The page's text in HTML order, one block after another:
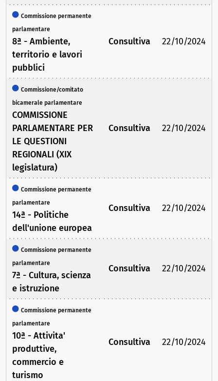
Commissione permanente
parlamentare
8ª - Ambiente,
territorio e lavori
pubblici
Consultiva 22/10/2024
Commissione/comitato
bicamerale parlamentare
COMMISSIONE
PARLAMENTARE PER
LE QUESTIONI
REGIONALI (XIX
legislatura)
Consultiva 22/10/2024
Commissione permanente
parlamentare
14ª - Politiche
dell'unione europea
Consultiva 22/10/2024
Commissione permanente
parlamentare
7ª - Cultura, scienza
e istruzione
Consultiva 22/10/2024
Commissione permanente
parlamentare
10ª - Attivita'
produttive,
commercio e
turismo
Consultiva 22/10/2024